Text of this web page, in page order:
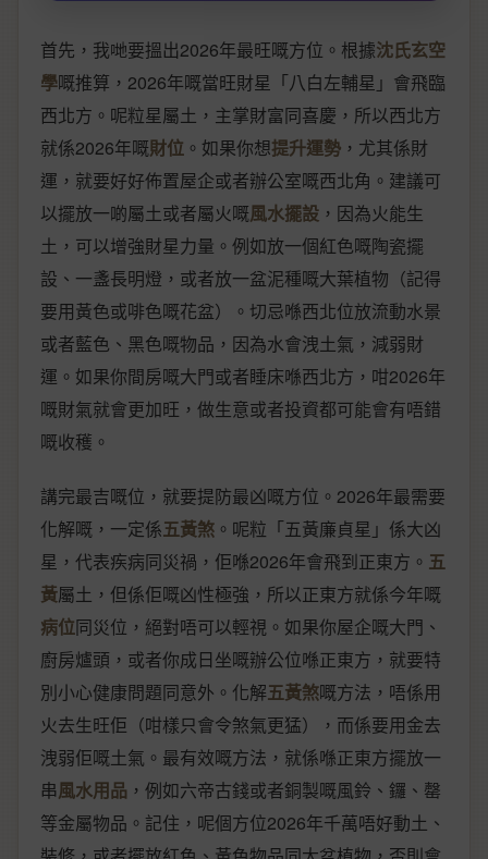
首先，我哋要搵出2026年最旺嘅方位。根據沈氏玄空
學嘅推算，2026年嘅當旺財星「八白左輔星」會飛臨
西北方。呢粒星屬土，主掌財富同喜慶，所以西北方
就係2026年嘅財位 。如果你想提升運勢 ，尤其係財
運，就要好好佈置屋企或者辦公室嘅西北角。建議可
以擺放一啲屬土或者屬火嘅風水擺設 ，因為火能生
土，可以增強財星力量。例如放一個紅色嘅陶瓷擺
設、一盞長明燈，或者放一盆泥種嘅大葉植物（記得
要用黃色或啡色嘅花盆）。切忌喺西北位放流動水景
或者藍色、黑色嘅物品，因為水會洩土氣，減弱財
運。如果你間房嘅大門或者睡床喺西北方，咁2026年
嘅財氣就會更加旺，做生意或者投資都可能會有唔錯
嘅收穫。
講完最吉嘅位，就要提防最凶嘅方位。2026年最需要
化解嘅，一定係五黃煞 。呢粒「五黃廉貞星」係大凶
星，代表疾病同災禍，佢喺2026年會飛到正東方。 五
黃屬土，但係佢嘅凶性極強，所以正東方就係今年嘅
病位同災位，絕對唔可以輕視。如果你屋企嘅大門、
廚房爐頭，或者你成日坐嘅辦公位喺正東方，就要特
別小心健康問題同意外。化解五黃煞嘅方法，唔係用
火去生旺佢（咁樣只會令煞氣更猛），而係要用金去
洩弱佢嘅土氣。最有效嘅方法，就係喺正東方擺放一
串風水用品 ，例如六帝古錢或者銅製嘅風鈴、鑼、罄
等金屬物品。記住，呢個方位2026年千萬唔好動土、